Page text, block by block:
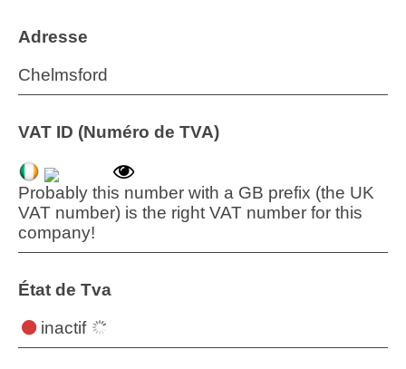
Adresse
Chelmsford
VAT ID (Numéro de TVA)
Probably this number with a GB prefix (the UK
VAT number) is the right VAT number for this
company!
État de Tva
inactif